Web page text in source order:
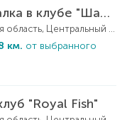
Платная рыбалка в клубе "Шамиран"
км. от выбранного
"Royal Fish"